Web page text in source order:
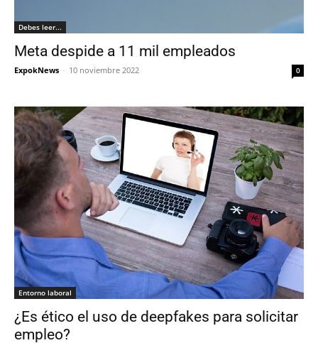
Debes leer...
Meta despide a 11 mil empleados
ExpokNews - 10 noviembre 2022 0
Entorno laboral
¿Es ético el uso de deepfakes para solicitar
empleo?